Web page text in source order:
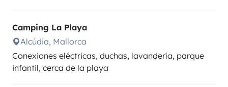
Camping La Playa
Alcúdia, Mallorca
Conexiones eléctricas, duchas, lavandería, parque
infantil, cerca de la playa